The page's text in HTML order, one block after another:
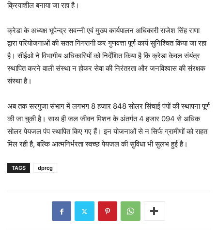
क्रियाशील बनाया जा रहा है।
क्रेडा के अध्यक्ष भूपेन्द्र सवन्नी एवं मुख्य कार्यपालन अधिकारी राजेश सिंह राणा
द्वारा परियोजनाओं की सतत निगरानी कर गुणवत्ता पूर्ण कार्य सुनिश्चित किया जा रहा
है। सीईओ ने विभागीय अधिकारियों को निर्देशित किया है कि क्रेडा केवल संयंत्र
स्थापित करने वाली संस्था न होकर सेवा की निरंतरता और जनविश्वास की संरक्षक
संस्था है।
अब तक सरगुजा संभाग में लगभग 8 हजार 848 सोलर सिंचाई पंपों की स्थापना पूर्ण
की जा चुकी है। साथ ही जल जीवन मिशन के अंतर्गत 4 हजार 094 से अधिक
सोलर पेयजल पंप स्थापित किए गए हैं। इन योजनाओं से न सिर्फ ग्रामीणों को राहत
मिल रही है, बल्कि आत्मनिर्भरता स्वच्छ पेयजल की सुविधा भी सुलभ हुई है।
TAGS dprcg